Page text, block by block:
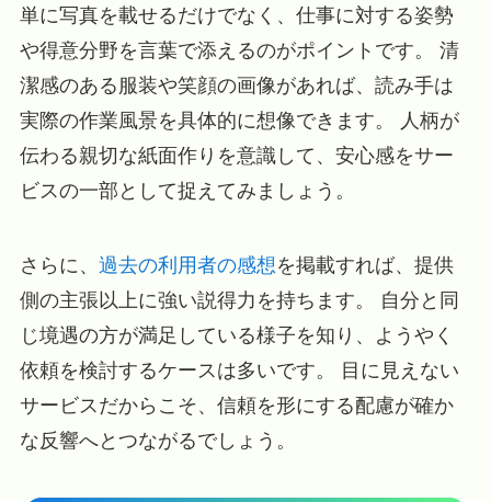
単に写真を載せるだけでなく、仕事に対する姿勢
や得意分野を言葉で添えるのがポイントです。 清
潔感のある服装や笑顔の画像があれば、読み手は
実際の作業風景を具体的に想像できます。 人柄が
伝わる親切な紙面作りを意識して、安心感をサー
ビスの一部として捉えてみましょう。
さらに、 過去の利用者の感想を掲載すれば、提供
側の主張以上に強い説得力を持ちます。 自分と同
じ境遇の方が満足している様子を知り、ようやく
依頼を検討するケースは多いです。 目に見えない
サービスだからこそ、信頼を形にする配慮が確か
な反響へとつながるでしょう。